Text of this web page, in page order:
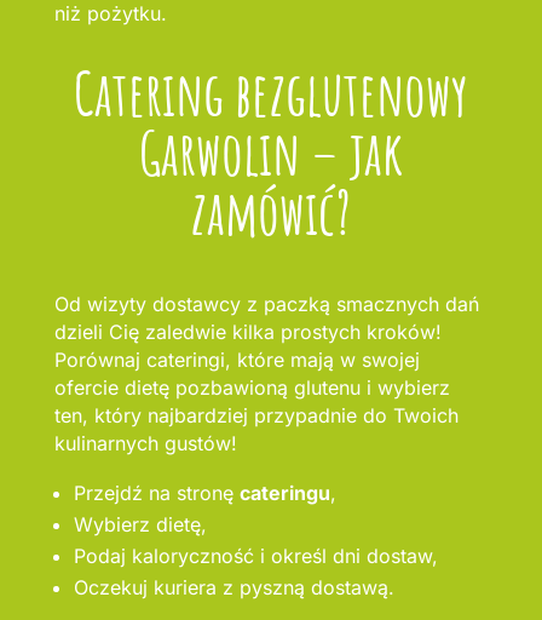
niż pożytku.
Catering bezglutenowy
Garwolin – jak
zamówić?
Od wizyty dostawcy z paczką smacznych dań
dzieli Cię zaledwie kilka prostych kroków!
Porównaj cateringi, które mają w swojej
ofercie dietę pozbawioną glutenu i wybierz
ten, który najbardziej przypadnie do Twoich
kulinarnych gustów!
Przejdź na stronę cateringu,
Wybierz dietę,
Podaj kaloryczność i określ dni dostaw,
Oczekuj kuriera z pyszną dostawą.